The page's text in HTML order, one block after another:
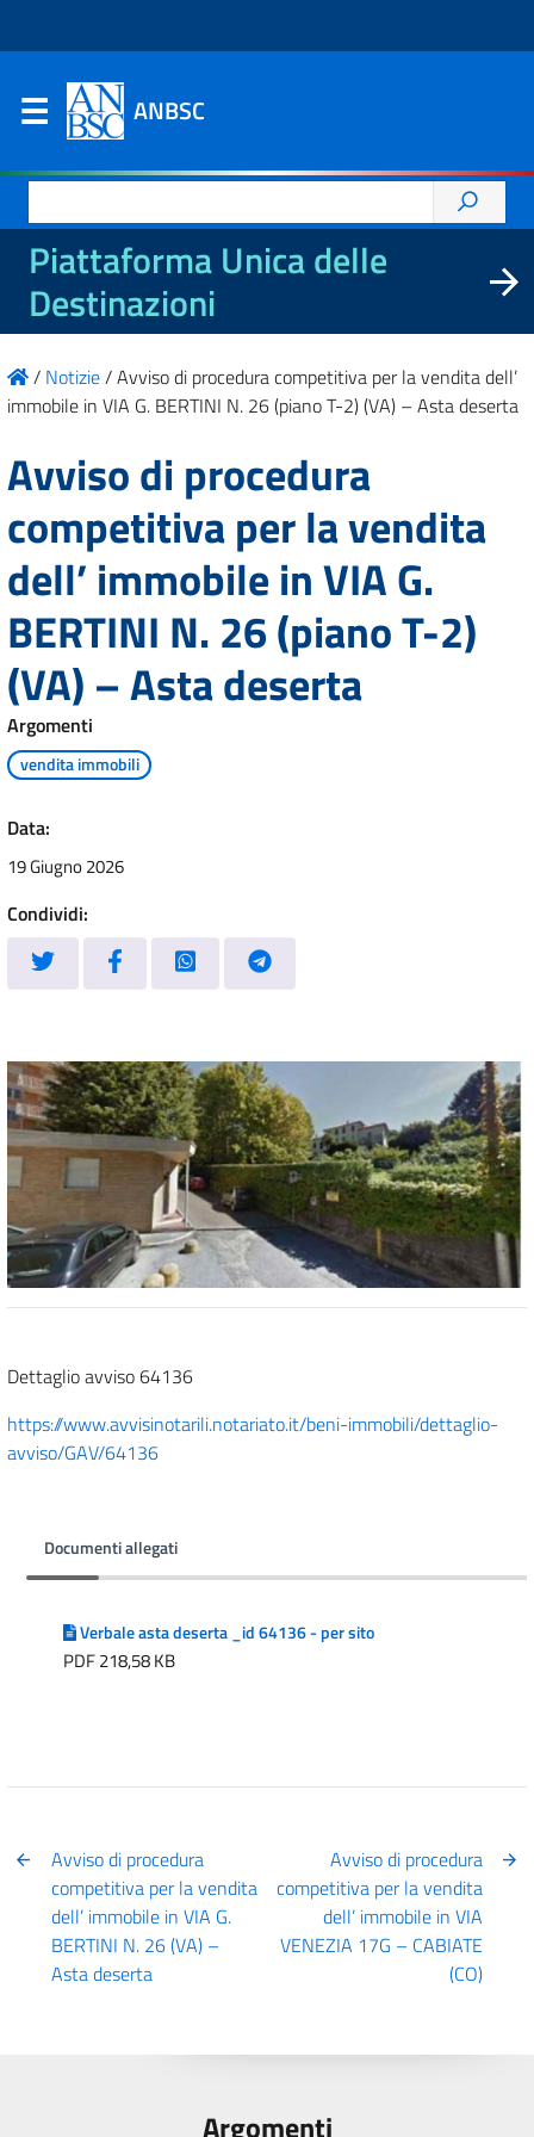
ANBSC
per:
Piattaforma Unica delle
Destinazioni
/ Notizie/Avviso di procedura competitiva per la vendita dell’
immobile in VIA G. BERTINI N. 26 (piano T-2) (VA) – Asta deserta
Avviso di procedura
competitiva per la vendita
dell’ immobile in VIA G.
BERTINI N. 26 (piano T-2)
(VA) – Asta deserta
Argomenti
vendita immobili
Data:
19 Giugno 2026
Condividi:
Dettaglio avviso 64136
https://www.avvisinotarili.notariato.it/beni-immobili/dettaglio-
avviso/GAV/64136
Documenti allegati
Verbale asta deserta _id 64136 - per sito
PDF 218,58 KB
Avviso di procedura
competitiva per la vendita
dell’ immobile in VIA G.
BERTINI N. 26 (VA) –
Asta deserta
Avviso di procedura
competitiva per la vendita
dell’ immobile in VIA
VENEZIA 17G – CABIATE
(CO)
Argomenti